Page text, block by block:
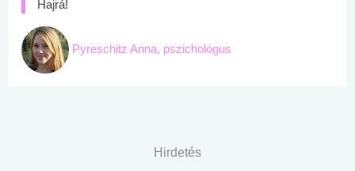
Hajrá!
Pyreschitz Anna, pszichológus
Hirdetés